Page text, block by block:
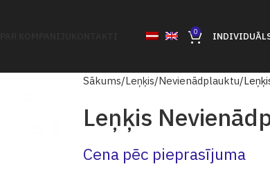
0
Sākums Leņķis Nevienādplauktu
Leņķis
Cena pēc pieprasījuma